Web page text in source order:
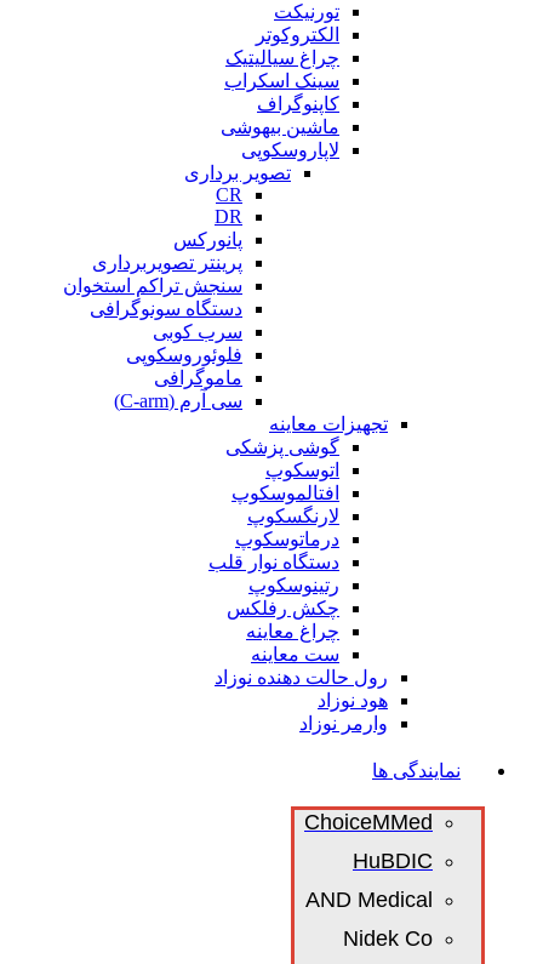
تورنیکت
الکتروکوتر
چراغ سیالیتیک
سینک اسکراب
کاپنوگراف
ماشین بیهوشی
لاپاروسکوپی
تصویر برداری
CR
DR
پانورکس
پرینتر تصویربرداری
سنجش تراکم استخوان
دستگاه سونوگرافی
سرب کوبی
فلوئوروسکوپی
ماموگرافی
سی آرم (C-arm)
تجهیزات معاینه
گوشی پزشکی
اتوسکوپ
افتالموسکوپ
لارنگسکوپ
درماتوسکوپ
دستگاه نوار قلب
رتینوسکوپ
چکش رفلکس
چراغ معاینه
ست معاینه
رول حالت دهنده نوزاد
هود نوزاد
وارمر نوزاد
نمایندگی ها
ChoiceMMed
HuBDIC
AND Medical
Nidek Co